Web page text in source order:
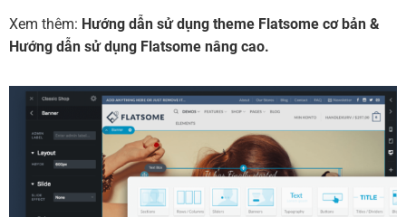
Xem thêm: Hướng dẫn sử dụng theme Flatsome cơ bản &
Hướng dẫn sử dụng Flatsome nâng cao.